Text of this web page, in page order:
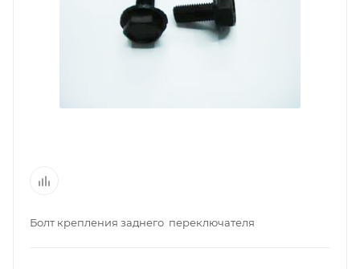
Болт крепления заднего переключателя